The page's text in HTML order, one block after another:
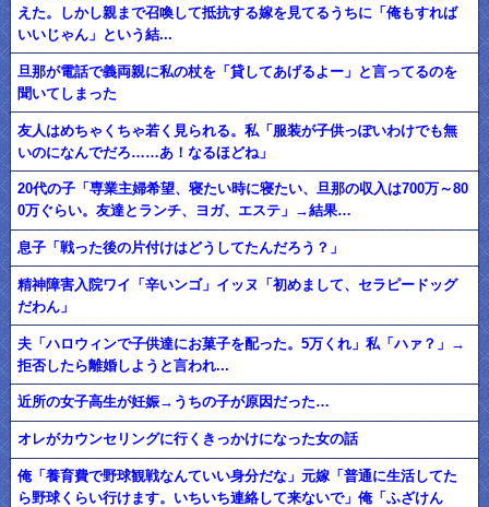
えた。しかし親まで召喚して抵抗する嫁を見てるうちに「俺もすれば
いいじゃん」という結...
旦那が電話で義両親に私の杖を「貸してあげるよー」と言ってるのを
聞いてしまった
友人はめちゃくちゃ若く見られる。私「服装が子供っぽいわけでも無
いのになんでだろ……あ！なるほどね」
20代の子「専業主婦希望、寝たい時に寝たい、旦那の収入は700万～80
0万ぐらい。友達とランチ、ヨガ、エステ」→結果…
息子「戦った後の片付けはどうしてたんだろう？」
精神障害入院ワイ「辛いンゴ」イッヌ「初めまして、セラピードッグ
だわん」
夫「ハロウィンで子供達にお菓子を配った。5万くれ」私「ハァ？」→
拒否したら離婚しようと言われ...
近所の女子高生が妊娠→うちの子が原因だった…
オレがカウンセリングに行くきっかけになった女の話
俺「養育費で野球観戦なんていい身分だな」元嫁「普通に生活してた
ら野球くらい行けます。いちいち連絡して来ないで」俺「ふざけん